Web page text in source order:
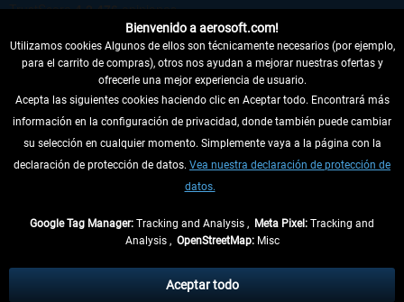
DESISTIR DEL CONTRATO
INFORMACIÓN
tasas de recepción si no se describe lo contrario
Bienvenido a aerosoft.com!
Utilizamos cookies Algunos de ellos son técnicamente necesarios (por ejemplo,
para el carrito de compras), otros nos ayudan a mejorar nuestras ofertas y
ofrecerle una mejor experiencia de usuario.
Acepta las siguientes cookies haciendo clic en Aceptar todo. Encontrará más
información en la configuración de privacidad, donde también puede cambiar
su selección en cualquier momento. Simplemente vaya a la página con la
declaración de protección de datos. Vea nuestra declaración de protección de
datos.
Google Tag Manager: Tracking and Analysis , Meta Pixel: Tracking and
Analysis , OpenStreetMap:Misc
Aceptar todo